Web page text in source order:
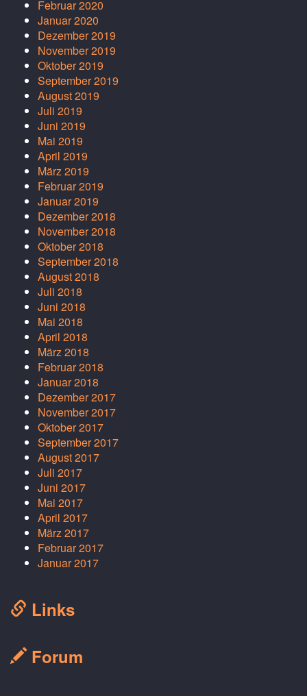
Februar 2020
Januar 2020
Dezember 2019
November 2019
Oktober 2019
September 2019
August 2019
Juli 2019
Juni 2019
Mai 2019
April 2019
März 2019
Februar 2019
Januar 2019
Dezember 2018
November 2018
Oktober 2018
September 2018
August 2018
Juli 2018
Juni 2018
Mai 2018
April 2018
März 2018
Februar 2018
Januar 2018
Dezember 2017
November 2017
Oktober 2017
September 2017
August 2017
Juli 2017
Juni 2017
Mai 2017
April 2017
März 2017
Februar 2017
Januar 2017
Links
Forum